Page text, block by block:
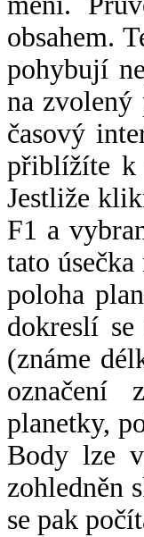
obsahem.
pohybují
na zvolený
časový
přiblížíte k
Jestliže
F1 a
tato
poloha
dokreslí
(známe
označení
planetky,
Body lze
zohledněn
se pak